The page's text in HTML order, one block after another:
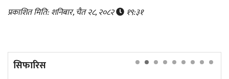
प्रकाशित मिति: शनिबार, चैत २८, २०८२ १९:३१
सिफारिस